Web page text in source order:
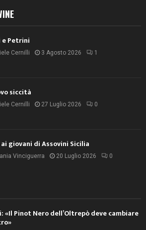
e Petrini
Cernilli 3 Agosto 2026 1
siccità
Cernilli 27 Luglio 2026 0
giovani di Assovini Sicilia
Vinciguerra 20 Luglio 2026 0
«Il Pinot Nero dell’Oltrepò deve cambiare